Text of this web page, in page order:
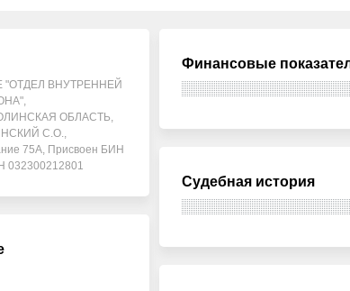
ВНУТРЕННЕЙ
ОБЛАСТЬ,
С.О.,
75А, Присвоен БИН
032300212801
Финансовые
Судебная история